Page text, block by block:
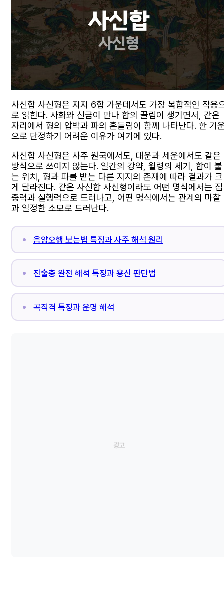
사신합 사신형은 지지 6합 가운데서도 가장 복합적인 작용
로 읽힌다. 사화와 신금이 만나 합의 끌림이 생기면서, 같은
자리에서 형의 압박과 파의 흔들림이 함께 나타난다. 한 기
으로 단정하기 어려운 이유가 여기에 있다.
사신합 사신형은 사주 원국에서도, 대운과 세운에서도 같은
방식으로 쓰이지 않는다. 일간의 강약, 월령의 세기, 합이 붙
는 위치, 형과 파를 받는 다른 지지의 존재에 따라 결과가 크
게 달라진다. 같은 사신합 사신형이라도 어떤 명식에서는 집
중력과 실행력으로 드러나고, 어떤 명식에서는 관계의 마찰
과 일정한 소모로 드러난다.
음양오행 보는법 특징과 사주 해석 원리
진술충 완전 해석 특징과 용신 판단법
곡직격 특징과 운명 해석